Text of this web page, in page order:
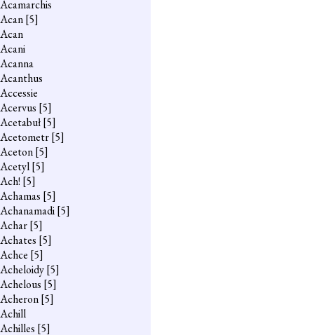
Acamarchis
Acan[5]
Acan
Acani
Acanna
Acanthus
Accessie
Acervus [5]
Acetabuł[5]
Acetometr[5]
Aceton[5]
Acetyl[5]
Ach! [5]
Achamas [5]
Achanamadi[5]
Achar[5]
Achates [5]
Achce [5]
Acheloidy[5]
Achelous [5]
Acheron[5]
Achill
Achilles [5]